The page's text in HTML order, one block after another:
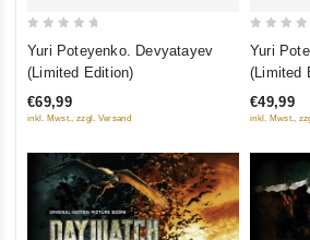
5
Yuri Poteyenko. Devyatayev
(Limited Edition)
€69,99
inkl. Mwst., zzgl. Versand
5
Yuri
(Limited
€49,99
inkl. Mwst.,